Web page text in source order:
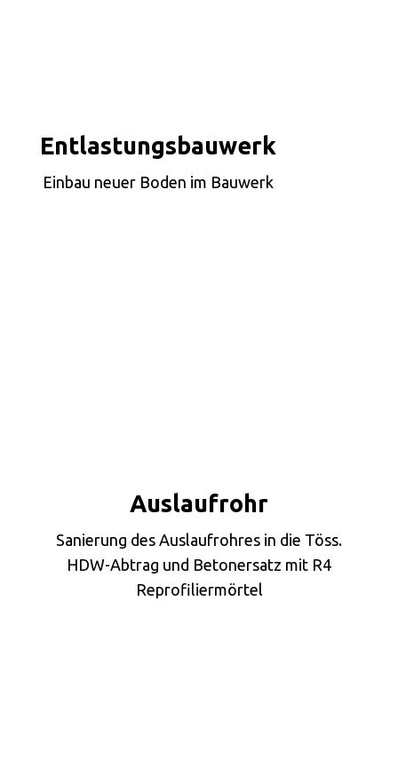
Entlastungsbauwerk
Einbau neuer Boden im Bauwerk
Auslaufrohr
Sanierung des Auslaufrohres in die Töss.
HDW-Abtrag und Betonersatz mit R4
Reprofiliermörtel